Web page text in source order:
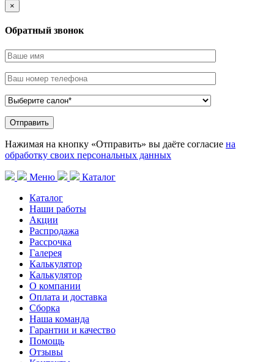
×
Обратный звонок
Нажимая на кнопку «Отправить» вы даёте согласие на
обработку своих персональных данных
Меню
Каталог
Каталог
Наши работы
Акции
Распродажа
Рассрочка
Галерея
Калькулятор
Калькулятор
О компании
Оплата и доставка
Сборка
Наша команда
Гарантии и качество
Помощь
Отзывы